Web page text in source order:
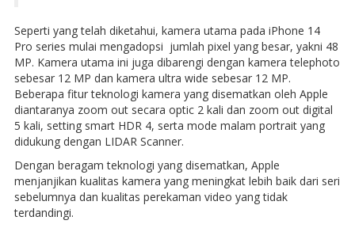
Seperti yang telah diketahui, kamera utama pada iPhone 14
Pro series mulai mengadopsi jumlah pixel yang besar, yakni 48
MP. Kamera utama ini juga dibarengi dengan kamera telephoto
sebesar 12 MP dan kamera ultra wide sebesar 12 MP.
Beberapa fitur teknologi kamera yang disematkan oleh Apple
diantaranya zoom out secara optic 2 kali dan zoom out digital
5 kali, setting smart HDR 4, serta mode malam portrait yang
didukung dengan LIDAR Scanner.
Dengan beragam teknologi yang disematkan, Apple
menjanjikan kualitas kamera yang meningkat lebih baik dari seri
sebelumnya dan kualitas perekaman video yang tidak
terdandingi.